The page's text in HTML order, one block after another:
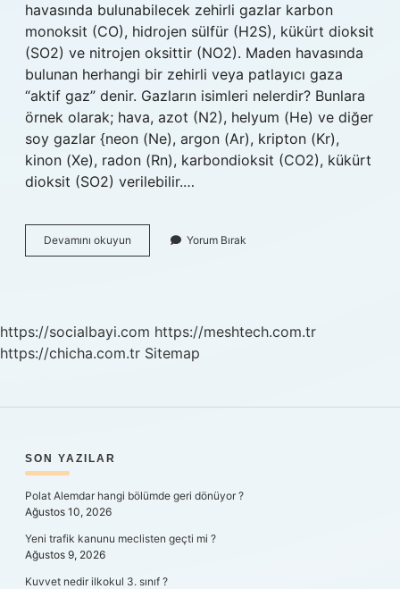
havasında bulunabilecek zehirli gazlar karbon
monoksit (CO), hidrojen sülfür (H2S), kükürt dioksit
(SO2) ve nitrojen oksittir (NO2). Maden havasında
bulunan herhangi bir zehirli veya patlayıcı gaza
“aktif gaz” denir. Gazların isimleri nelerdir? Bunlara
örnek olarak; hava, azot (N2), helyum (He) ve diğer
soy gazlar {neon (Ne), argon (Ar), kripton (Kr),
kinon (Xe), radon (Rn), karbondioksit (CO2), kükürt
dioksit (SO2) verilebilir.…
Devamını okuyun
Altında
Yorum Bırak
https://socialbayi.com https://meshtech.com.tr
https://chicha.com.tr Sitemap
SIDEBAR
SON YAZILAR
Polat Alemdar hangi bölümde geri dönüyor ?
Ağustos 10, 2026
Yeni trafik kanunu meclisten geçti mi ?
Ağustos 9, 2026
Kuvvet nedir ilkokul 3. sınıf ?